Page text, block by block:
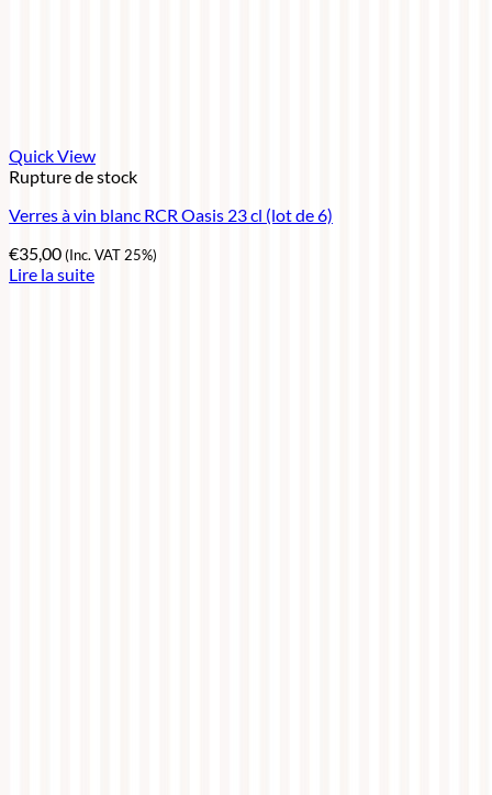
Quick View
Rupture de stock
Verres à vin blanc RCR Oasis 23 cl (lot de 6)
€35,00(Inc. VAT 25%)
Lire la suite